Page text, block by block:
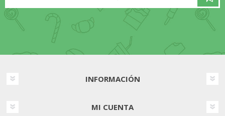
INFORMACIÓN
MI CUENTA